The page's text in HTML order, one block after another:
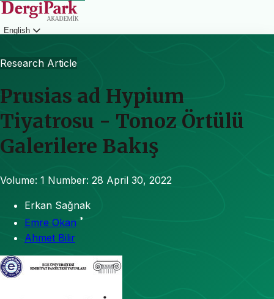
English
Research Article
Prusias ad Hypium
Tiyatrosu - Tonoz Örtülü
Galerilere Bakış
Volume: 1 Number: 28 April 30, 2022
Erkan Sağnak
Emre Okan *
Ahmet Bilir